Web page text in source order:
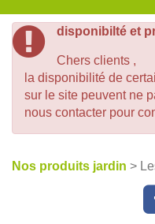
disponibilté et
Chers clients ,
la disponibilité de
sur le site peuvent ne
nous contacter pour
Nos produits jardin >